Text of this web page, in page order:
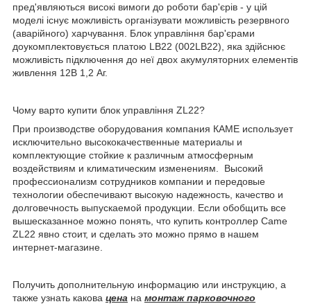
пред'являються високі вимоги до роботи бар'єрів - у цій
моделі існує можливість організувати можливість резервного
(аварійного) харчування. Блок управління бар'єрами
доукомплектовується платою LB22 (002LB22), яка здійснює
можливість підключення до неї двох акумуляторних елементів
живлення 12В 1,2 Аг.
Чому варто купити блок управління ZL22?
При производстве оборудования компания КАМЕ использует
исключительно высококачественные материалы и
комплектующие стойкие к различным атмосферным
воздействиям и климатическим изменениям. Высокий
профессионализм сотрудников компании и передовые
технологии обеспечивают высокую надежность, качество и
долговечность выпускаемой продукции. Если обобщить все
вышесказанное можно понять, что купить контроллер Came
ZL22 явно стоит, и сделать это можно прямо в нашем
интернет-магазине.
Получить дополнительную информацию или инструкцию, а
также узнать какова цена на монтаж парковочного